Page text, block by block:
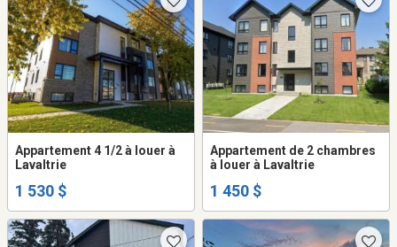
Appartement 4 1/2 à louer à
Lavaltrie
1 530 $
Appartement de 2 chambres
à louer à Lavaltrie
1 450 $